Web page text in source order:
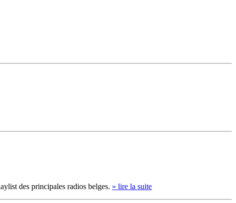
des principales radios belges. » lire la suite